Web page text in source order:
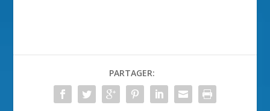
PARTAGER: